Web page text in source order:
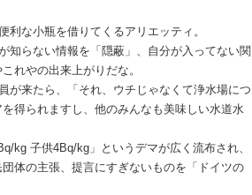
な小瓶を借りてくるアリエッティ。
知らない情報を「隠蔽」、自分が入ってない関
れやの出来上がりだな。
が来たら、「それ、ウチじゃなくて浄水場につ
得られますし、他のみんなも美味しい水道水
kg 子供4Bq/kg」というデマが広く流布され、
体の主張、提言にすぎないものを「ドイツの